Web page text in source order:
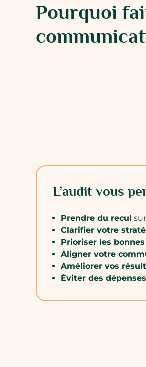
Pourquoi
L’audit vous
Prendre du recul
Clarifier votre
Prioriser les
Aligner votre
Améliorer vos
Éviter des